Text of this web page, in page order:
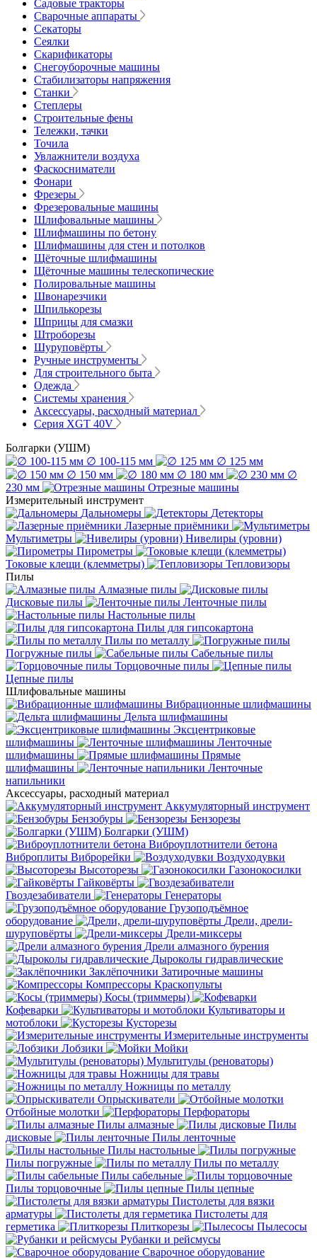
Садовые тракторы
Сварочные аппараты
Секаторы
Сеялки
Скарификаторы
Снегоуборочные машины
Стабилизаторы напряжения
Станки
Степлеры
Строительные фены
Тележки, тачки
Точила
Увлажнители воздуха
Фаскосниматели
Фонари
Фрезеры
Фрезеровальные машины
Шлифовальные машины
Шлифмашины по бетону
Шлифмашины для стен и потолков
Щёточные шлифмашины
Щёточные машины телескопические
Полировальные машины
Швонарезчики
Шпилькорезы
Шприцы для смазки
Штроборезы
Шуруповёрты
Ручные инструменты
Для строительного быта
Одежда
Системы хранения
Аксессуары, расходный материал
Серия XGT 40V
Болгарки (УШМ)
∅ 100-115 мм
∅ 125 мм
∅ 150 мм
∅ 180 мм
∅
230 мм
Отрезные машины
Измерительный инструмент
Дальномеры
Детекторы
Лазерные приёмники
Мультиметры
Нивелиры (уровни)
Пирометры
Токовые клещи (клемметры)
Тепловизоры
Пилы
Алмазные пилы
Дисковые пилы
Ленточные пилы
Настольные пилы
Пилы для гипсокартона
Пилы по металлу
Погружные пилы
Сабельные пилы
Торцовочные пилы
Цепные пилы
Шлифовальные машины
Вибрационные шлифмашины
Дельта шлифмашины
Эксцентриковые
шлифмашины
Ленточные
шлифмашины
Прямые
шлифмашины
Ленточные
напильники
Аксессуары, расходный материал
Аккумуляторный инструмент
Бензобуры
Бензорезы
Болгарки (УШМ)
Виброуплотнители бетона
Виброплиты Виброрейки
Воздуходувки
Высоторезы
Газонокосилки
Гайковёрты
Гвоздезабиватели
Генераторы
Грузоподъёмное
оборудование
Дрели, дрели-
шуруповёрты
Дрели-миксеры
Дрели алмазного бурения
Дыроколы гидравлические
Заклёпочники Затирочные машины
Компрессоры Краскопульты
Косы (триммеры)
Кофеварки
Культиваторы и
мотоблоки
Кусторезы
Измерительные инструменты
Лобзики
Мойки
Мультитулы (реноваторы)
Ножницы для травы
Ножницы по металлу
Опрыскиватели
Отбойные молотки
Перфораторы
Пилы алмазные
Пилы
дисковые
Пилы ленточные
Пилы настольные
Пилы погружные
Пилы по металлу
Пилы сабельные
Пилы торцовочные
Пилы цепные
Пистолеты для вязки
арматуры
Пистолеты для
герметика
Плиткорезы
Пылесосы
Рубанки и рейсмусы
Сварочное оборудование